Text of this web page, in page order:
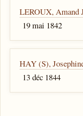
LEROUX, Amand
19 mai 1842
HAY (S),
13 déc 1844